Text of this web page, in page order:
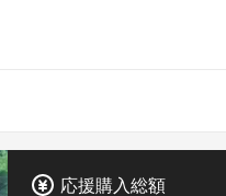
応援購入総額